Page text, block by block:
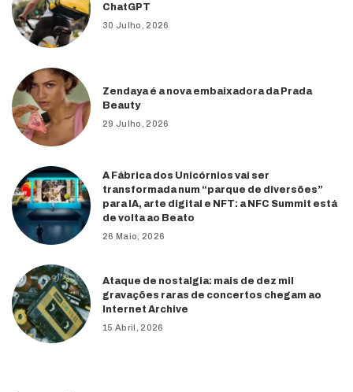
ChatGPT
30 Julho, 2026
Zendaya é a nova embaixadora da Prada
Beauty
29 Julho, 2026
A Fábrica dos Unicórnios vai ser
transformada num “parque de diversões”
para IA, arte digital e NFT: a NFC Summit está
de volta ao Beato
26 Maio, 2026
Ataque de nostalgia: mais de dez mil
gravações raras de concertos chegam ao
Internet Archive
15 Abril, 2026